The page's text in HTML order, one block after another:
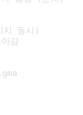
동시)
감